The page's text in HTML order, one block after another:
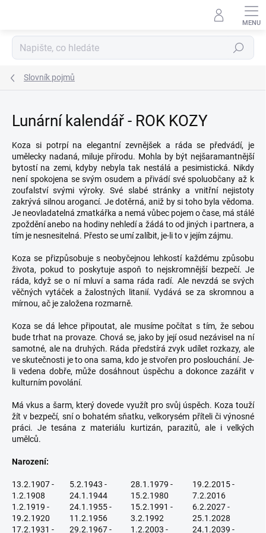
Hledat
Slovník pojmů
Lunární kalendář - ROK KOZY
Koza si potrpí na elegantní zevnějšek a ráda se předvádí, je
umělecky nadaná, miluje přírodu. Mohla by být nejšaramantnější
bytostí na zemi, kdyby nebyla tak nestálá a pesimistická. Nikdy
není spokojena se svým osudem a přivádí své spoluobčany až k
zoufalství svými výroky. Své slabé stránky a vnitřní nejistoty
zakrývá silnou arogancí. Je dotěrná, aniž by si toho byla vědoma.
Je neovladatelná zmatkářka a nemá vůbec pojem o čase, má stálé
zpoždění anebo na hodiny nehledí a žádá to od jiných i partnera, a
tím je nesnesitelná. Přesto se umí zalíbit, je-li to v jejím zájmu.
Koza se přizpůsobuje s neobyčejnou lehkostí každému způsobu
života, pokud to poskytuje aspoň to nejskromnější bezpečí. Je
ráda, když se o ní mluví a sama ráda radí. Ale nevzdá se svých
věčných vytáček a žalostných litanií. Vydává se za skromnou a
mírnou, ač je založena rozmarně.
Koza se dá lehce připoutat, ale musíme počítat s tím, že sebou
bude trhat na provaze. Chová se, jako by její osud nezávisel na ní
samotné, ale na druhých. Ráda předstírá zvyk udílet rozkazy, ale
ve skutečnosti je to ona sama, kdo je stvořen pro poslouchání. Je-
li vedena dobře, může dosáhnout úspěchu a dokonce zazářit v
kulturním povolání.
Má vkus a šarm, který dovede využít pro svůj úspěch. Koza touží
žít v bezpečí, sní o bohatém sňatku, velkorysém příteli či výnosné
práci. Je tesána z materiálu kurtizán, parazitů, ale i velkých
umělců.
Narození:
13.2.1907 -
1.2.1908
5.2.1943 -
24.1.1944
28.1.1979 -
15.2.1980
19.2.2015 -
7.2.2016
1.2.1919 -
19.2.1920
24.1.1955 -
11.2.1956
15.2.1991 -
3.2.1992
6.2.2027 -
25.1.2028
17.2.1931 -
29.2.1967 -
1.2.2003 -
24.1.2039 -